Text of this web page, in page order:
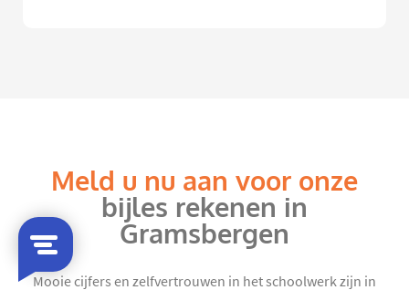
Meld u nu aan voor onze
bijles rekenen in
Gramsbergen
Mooie cijfers en zelfvertrouwen in het schoolwerk zijn in